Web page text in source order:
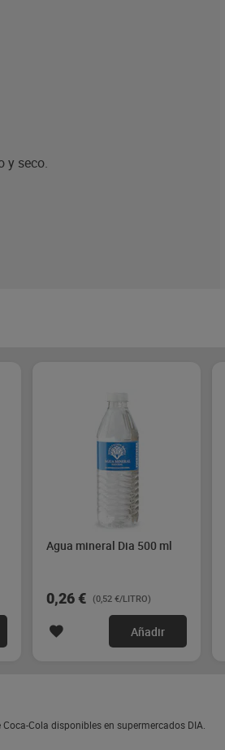
y seco.
Agua mineral Dia 500 ml
0,26 € (0,52 €/LITRO)
Añadir
Cola disponibles en supermercados DIA.